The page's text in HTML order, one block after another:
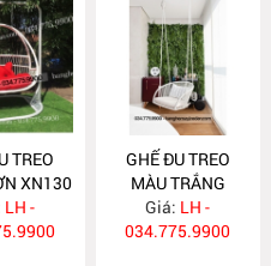
TREO
XN130
LH -
GHẾ ĐU TREO
MÀU TRẮNG
XN128
Giá: LH -
034.775.9900